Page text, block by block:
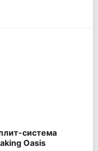
система
Oasis